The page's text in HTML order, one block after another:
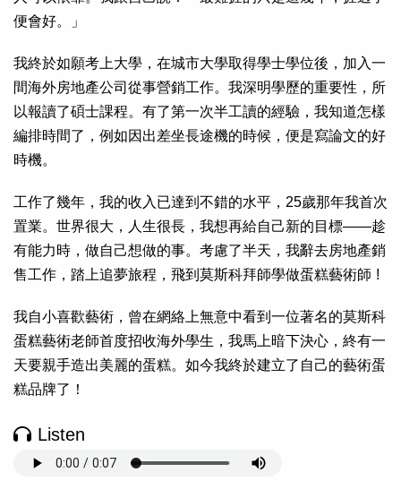
便會好。」
我終於如願考上大學，在城市大學取得學士學位後，加入一
間海外房地產公司從事營銷工作。我深明學歷的重要性，所
以報讀了碩士課程。有了第一次半工讀的經驗，我知道怎樣
編排時間了，例如因出差坐長途機的時候，便是寫論文的好
時機。
工作了幾年，我的收入已達到不錯的水平，25歲那年我首次
置業。世界很大，人生很長，我想再給自己新的目標——趁
有能力時，做自己想做的事。考慮了半天，我辭去房地產銷
售工作，踏上追夢旅程，飛到莫斯科拜師學做蛋糕藝術師 !
我自小喜歡藝術，曾在網絡上無意中看到一位著名的莫斯科
蛋糕藝術老師首度招收海外學生，我馬上暗下決心，終有一
天要親手造出美麗的蛋糕。如今我終於建立了自己的藝術蛋
糕品牌了！
Listen